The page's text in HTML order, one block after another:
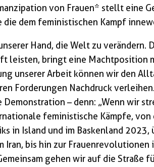
von Frauen* stellt eine
die dem feministischen Kampf
Hand, die Welt zu verändern.
leisten, bringt eine Machtposition
unserer Arbeit können wir den
Forderungen Nachdruck
Demonstration – denn: „Wenn wir
feministische Kämpfe, von
in Island und im Baskenland
Iran, bis hin zur Frauenrevolutionen
gehen wir auf die Straße